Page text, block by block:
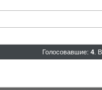
Голосовавшие: 4.